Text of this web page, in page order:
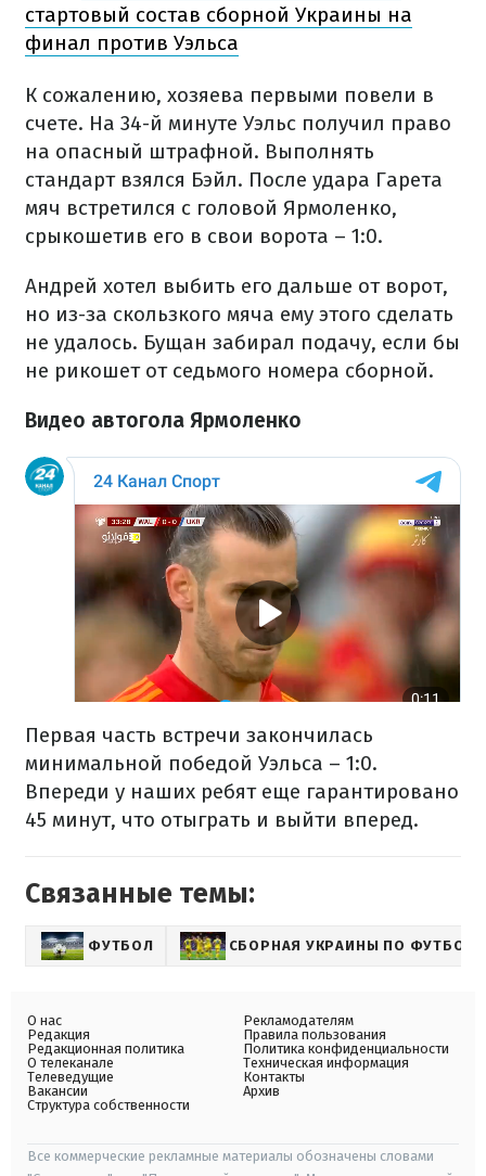
стартовый состав сборной Украины на
финал против Уэльса
К сожалению, хозяева первыми повели в
счете. На 34-й минуте Уэльс получил право
на опасный штрафной. Выполнять
стандарт взялся Бэйл. После удара Гарета
мяч встретился с головой Ярмоленко,
срыкошетив его в свои ворота – 1:0.
Андрей хотел выбить его дальше от ворот,
но из-за скользкого мяча ему этого сделать
не удалось. Бущан забирал подачу, если бы
не рикошет от седьмого номера сборной.
Видео автогола Ярмоленко
Первая часть встречи закончилась
минимальной победой Уэльса – 1:0.
Впереди у наших ребят еще гарантировано
45 минут, что отыграть и выйти вперед.
Связанные темы:
ФУТБОЛ СБОРНАЯ УКРАИНЫ ПО ФУТБОЛУ
О нас
Редакция
Редакционная политика
О телеканале
Телеведущие
Вакансии
Структура собственности
Рекламодателям
Правила пользования
Политика конфиденциальности
Техническая информация
Контакты
Архив
Все коммерческие рекламные материалы обозначены словами